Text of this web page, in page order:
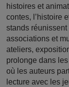
histoires et
contes, l’histoire
stands
associations et
ateliers,
prolonge dans
où les auteurs
lecture avec les